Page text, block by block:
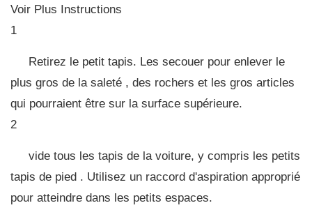
Voir Plus Instructions
1
Retirez le petit tapis. Les secouer pour enlever le
plus gros de la saleté , des rochers et les gros articles
qui pourraient être sur la surface supérieure.
2
vide tous les tapis de la voiture, y compris les petits
tapis de pied . Utilisez un raccord d'aspiration approprié
pour atteindre dans les petits espaces.